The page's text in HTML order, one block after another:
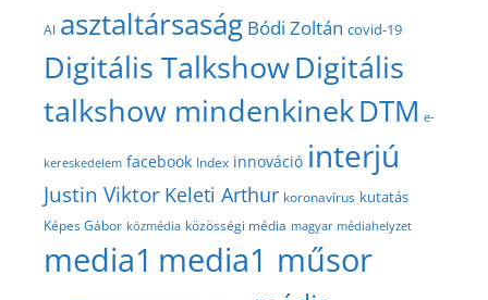
AI asztaltársaság Bódi Zoltán covid-19
Digitális TalkshowDigitális
talkshow mindenkinekDTM e-
kereskedelem facebook Index innováció interjú
Justin Viktor Keleti Arthur koronavírus kutatás
Képes Gábor közmédia közösségi média magyar médiahelyzet
media1 media1 műsor